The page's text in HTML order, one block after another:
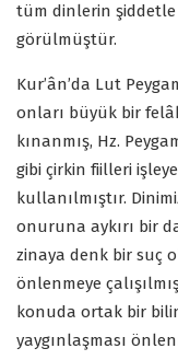
tüm dinlerin
görülmüştür.
Kur’ân’da Lut
onları büyük bir
kınanmış, Hz.
gibi çirkin fiilleri
kullanılmıştır.
onuruna aykırı bir
zinaya denk bir suç
önlenmeye
konuda ortak bir
yaygınlaşması